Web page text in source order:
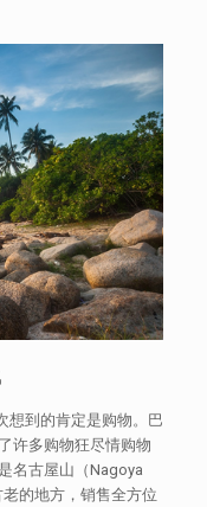
想到的肯定是购物。巴
许多购物狂尽情购物
名古屋山（Nagoya
的地方，销售全方位